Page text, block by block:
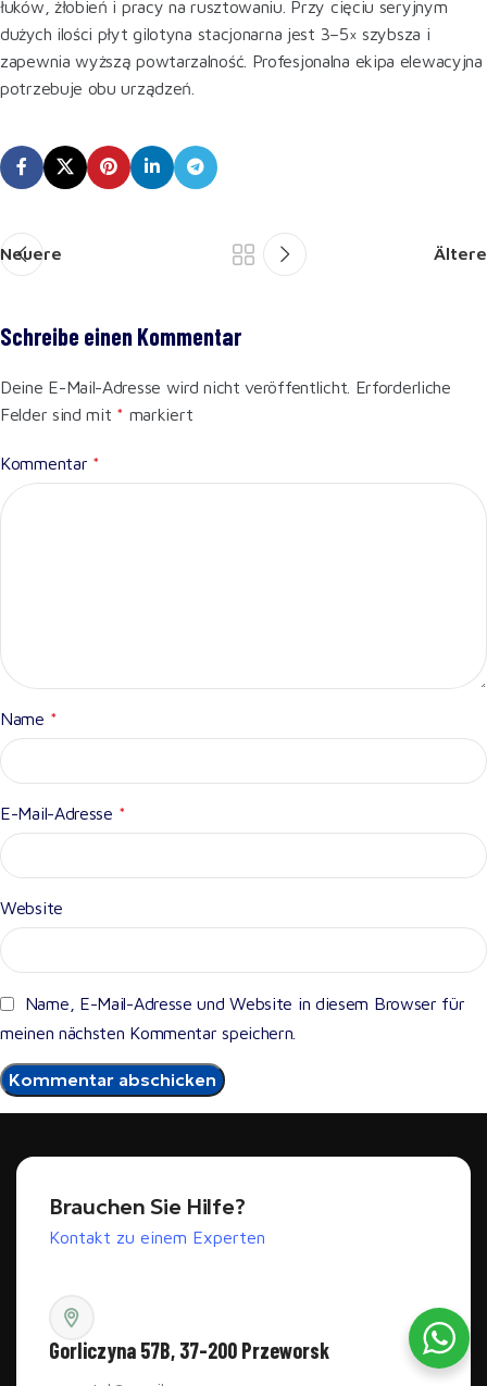
łuków, żłobień i pracy na rusztowaniu. Przy cięciu seryjnym
dużych ilości płyt gilotyna stacjonarna jest 3–5× szybsza i
zapewnia wyższą powtarzalność. Profesjonalna ekipa elewacyjna
potrzebuje obu urządzeń.
Neuere Ältere
Schreibe einen Kommentar
Deine E-Mail-Adresse wird nicht veröffentlicht. Erforderliche
Felder sind mit * markiert
Kommentar *
Name *
E-Mail-Adresse *
Website
Name, E-Mail-Adresse und Website in diesem Browser für
meinen nächsten Kommentar speichern.
Brauchen Sie Hilfe?
Kontakt zu einem Experten
Gorliczyna 57B, 37-200 Przeworsk